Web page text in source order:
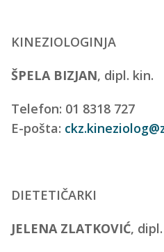
KINEZIOLOGINJA
ŠPELA BIZJAN, dipl. kin.
Telefon: 01 8318 727
E-pošta:
DIETETIČARKI
JELENA ZLATKOVIĆ,